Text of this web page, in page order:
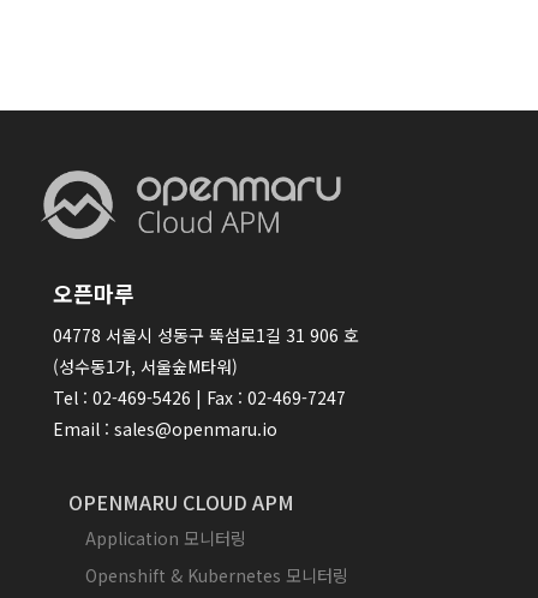
오픈마루
04778 서울시 성동구 뚝섬로1길 31 906 호
(성수동1가, 서울숲M타워)
Tel : 02-469-5426 | Fax : 02-469-7247
Email : sales@openmaru.io
OPENMARU CLOUD APM
Application 모니터링
Openshift & Kubernetes 모니터링